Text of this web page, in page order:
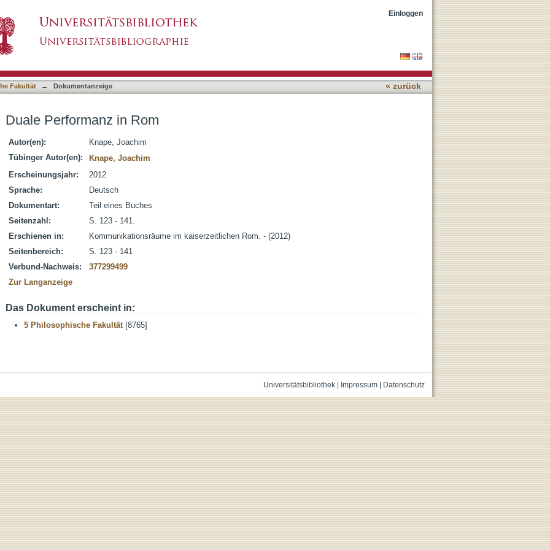
Einloggen
Fakultät → Dokumentanzeige « zurück
Duale Performanz in Rom
Autor(en):
Knape, Joachim
Tübinger Autor(en):
Knape, Joachim
Erscheinungsjahr:
2012
Sprache:
Deutsch
Dokumentart:
Teil eines Buches
Seitenzahl:
S. 123 - 141.
Erschienen in:
Kommunikationsräume im kaiserzeitlichen Rom. - (2012)
Seitenbereich:
S. 123 - 141
Verbund-Nachweis:
377299499
Zur Langanzeige
Das Dokument erscheint in:
5 Philosophische Fakultät[8765]
Universitätsbibliothek| Impressum| Datenschutz